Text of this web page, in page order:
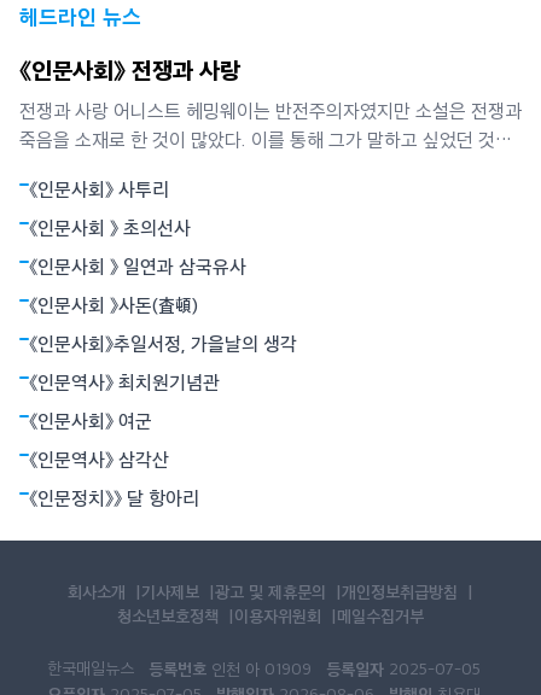
헤드라인 뉴스
《인문사회》 전쟁과 사랑
전쟁과 사랑 어니스트 헤밍웨이는 반전주의자였지만 소설은 전쟁과
죽음을 소재로 한 것이 많았다. 이를 통해 그가 말하고 싶었던 것은
철학이었다. 그는 그것이 용기로 죽음과 대면함으로써 가능하다고
믿었다. 그의 장편 ‘누구를 위하여 종을 울리나’는 1937년 파시스트
정권과 좌파 공화군으로 갈라져
《인문사회》 사투리
《인문사회 》 초의선사
《인문사회 》 일연과 삼국유사
《인문사회 》사돈(査頓)
《인문사회》추일서정, 가을날의 생각
《인문역사》 최치원기념관
《인문사회》 여군
《인문역사》 삼각산
《인문정치》》 달 항아리
회사소개 기사제보 광고 및 제휴문의
개인정보취급방침
청소년보호정책
이용자위원회 메일수집거부
한국매일뉴스 등록번호 인천 아 01909 등록일자 2025-07-05